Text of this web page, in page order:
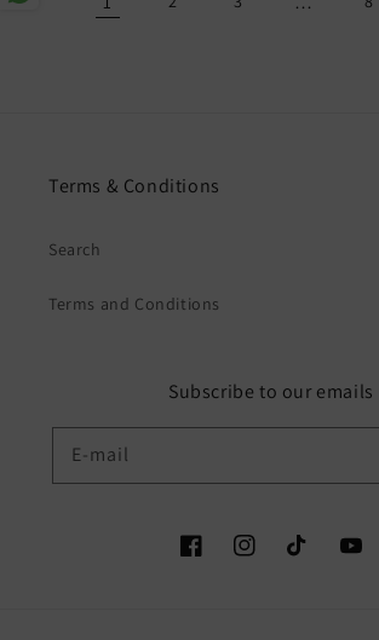
Terms & Conditions
Search
Terms and Conditions
Subscribe to our emails
E-mail
FacebookInstagramTikTok